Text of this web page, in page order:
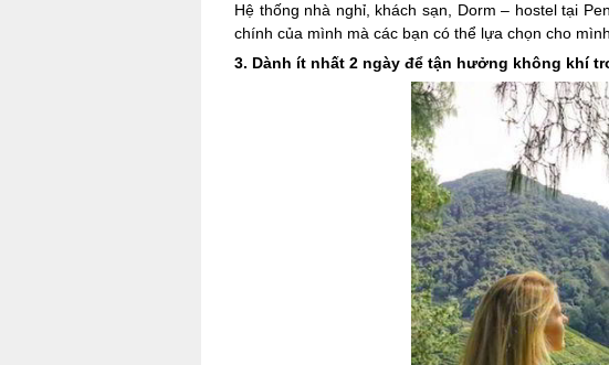
Hệ thống nhà nghỉ, khách sạn, Dorm – hostel tại
chính của mình mà các bạn có thể lựa chọn cho
3. Dành ít nhất 2 ngày để tận hưởng không khí